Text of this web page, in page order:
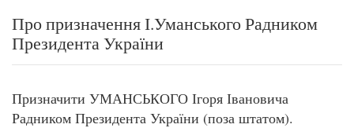
Про призначення І.Уманського Радником
Президента України
Призначити УМАНСЬКОГО Ігоря Івановича
Радником Президента України (поза штатом).